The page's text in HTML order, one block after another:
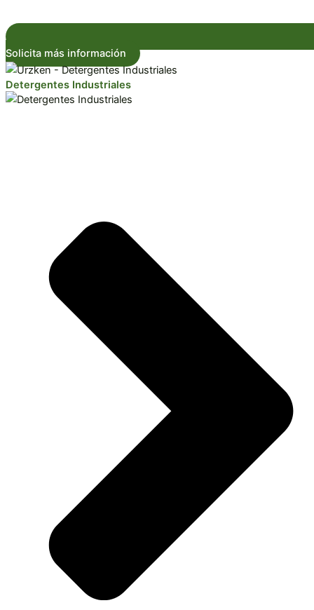
Solicita más información
Detergentes Industriales